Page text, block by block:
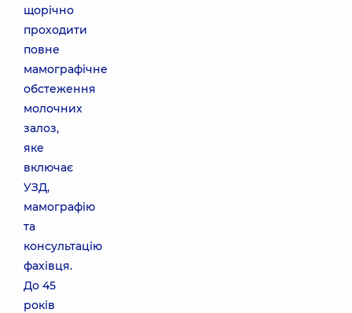
щорічно
проходити
повне
мамографічне
обстеження
молочних
залоз,
яке
включає
УЗД,
мамографію
та
консультацію
фахівця.
До 45
років